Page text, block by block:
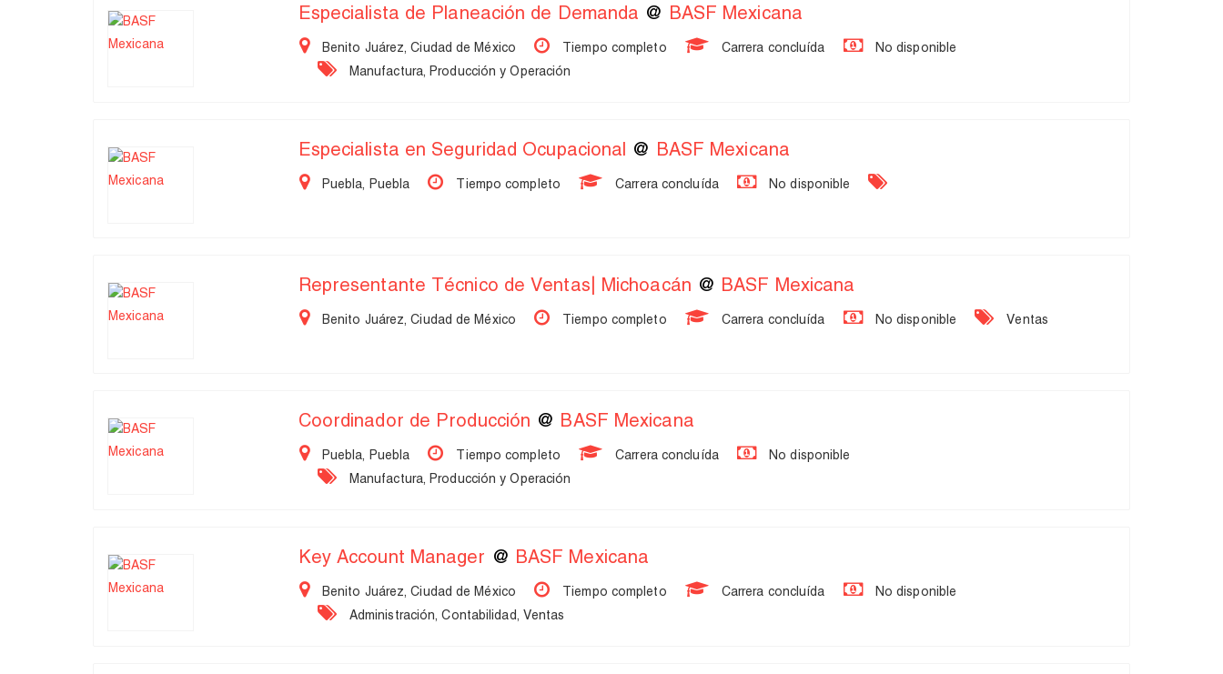
Especialista de Planeación de Demanda @ BASF Mexicana
Benito Juárez, Ciudad de México Tiempo completo Carrera concluída
No disponible
Manufactura, Producción y Operación
Especialista en Seguridad Ocupacional @ BASF Mexicana
Puebla, Puebla Tiempo completo Carrera concluída No disponible
Representante Técnico de Ventas| Michoacán @ BASF Mexicana
Benito Juárez, Ciudad de México Tiempo completo Carrera concluída No disponible Ventas
Coordinador de Producción @ BASF Mexicana
Puebla, Puebla Tiempo completo Carrera concluída
No disponible
Manufactura, Producción y Operación
Key Account Manager @ BASF Mexicana
Benito Juárez, Ciudad de México Tiempo completo Carrera concluída
No disponible
Administración, Contabilidad, Ventas